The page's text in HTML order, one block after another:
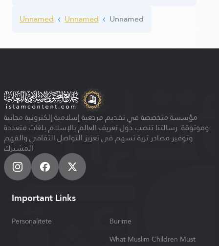
Unnamed
Unnamed Unnamed
مؤسسة متخصصة في تقديم مرجعية إسلامية إلكترونية مجانية
وموثوقة. رسالتنا تنصب حول تعريف العالم بالإسلام بلغات متعددة
وتوفير مصادر ثرية تسهم في تعزيز التواصل الثقافي والفهم
المشترك
Important Links
Personalitete Burime
What Muslim Children Must